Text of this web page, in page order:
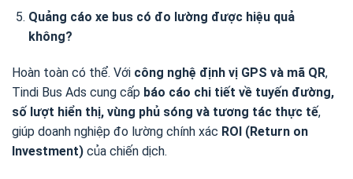
Quảng cáo xe bus có đo lường được hiệu quả
không?
Hoàn toàn có thể. Với công nghệ định vị GPS và mã QR,
Tindi Bus Ads cung cấp báo cáo chi tiết về tuyến đường,
số lượt hiển thị, vùng phủ sóng và tương tác thực tế,
giúp doanh nghiệp đo lường chính xác ROI (Return on
Investment) của chiến dịch.